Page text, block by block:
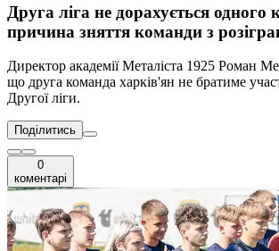
Друга ліга не дорахується одного
причина зняття команди з
Директор академії Металіста 1925 Роман
що друга команда харків'ян не братиме
Другої ліги.
Поділитись
0
коментарі